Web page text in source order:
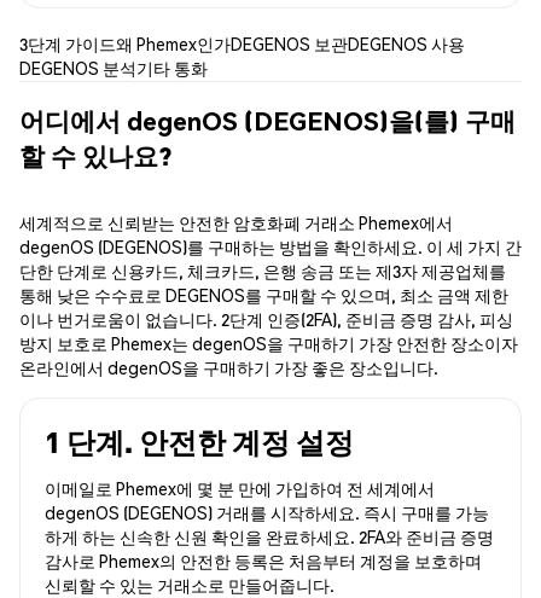
3단계 가이드왜 Phemex인가DEGENOS 보관DEGENOS 사용
DEGENOS 분석기타 통화
어디에서 degenOS (DEGENOS)을(를) 구매
할 수 있나요?
세계적으로 신뢰받는 안전한 암호화폐 거래소 Phemex에서
degenOS (DEGENOS)를 구매하는 방법을 확인하세요. 이 세 가지 간
단한 단계로 신용카드, 체크카드, 은행 송금 또는 제3자 제공업체를
통해 낮은 수수료로 DEGENOS를 구매할 수 있으며, 최소 금액 제한
이나 번거로움이 없습니다. 2단계 인증(2FA), 준비금 증명 감사, 피싱
방지 보호로 Phemex는 degenOS을 구매하기 가장 안전한 장소이자
온라인에서 degenOS을 구매하기 가장 좋은 장소입니다.
1 단계. 안전한 계정 설정
이메일로 Phemex에 몇 분 만에 가입하여 전 세계에서
degenOS (DEGENOS) 거래를 시작하세요. 즉시 구매를 가능
하게 하는 신속한 신원 확인을 완료하세요. 2FA와 준비금 증명
감사로 Phemex의 안전한 등록은 처음부터 계정을 보호하며
신뢰할 수 있는 거래소로 만들어줍니다.